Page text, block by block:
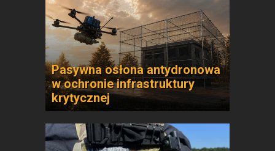
Pasywna osłona antydronowa
w ochronie infrastruktury
krytycznej